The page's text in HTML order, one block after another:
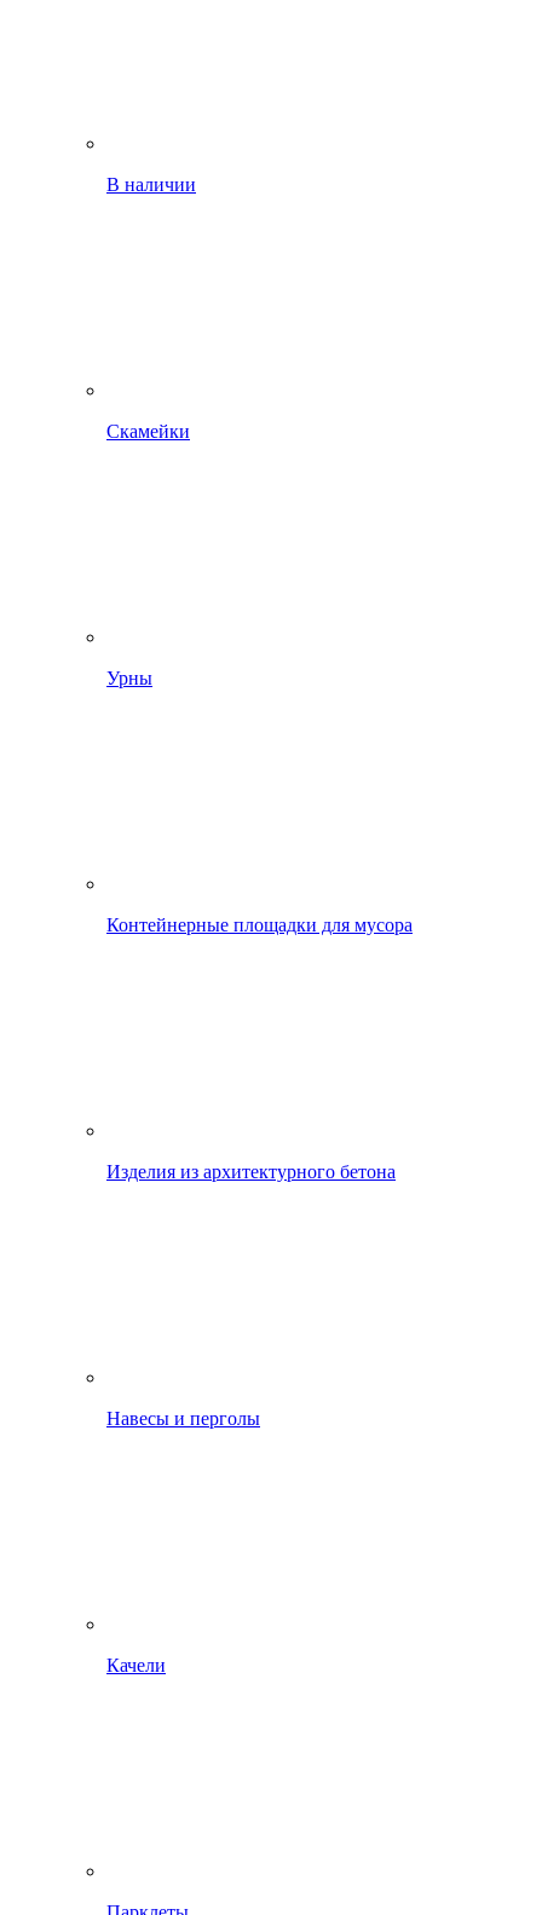
В наличии
Скамейки
Урны
Контейнерные площадки для мусора
Изделия из архитектурного бетона
Навесы и перголы
Качели